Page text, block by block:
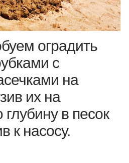
оградить
с
на
их на
в песок
к насосу.